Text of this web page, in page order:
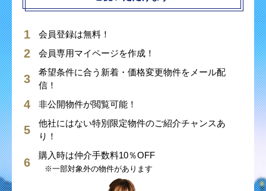
会員登録は無料！
会員専用マイページを作成！
希望条件に合う新着・価格変更物件をメール配
信！
非公開物件が閲覧可能！
他社にはない特別限定物件のご紹介チャンスあ
り！
購入時は仲介手数料10％OFF
※一部対象外の物件があります